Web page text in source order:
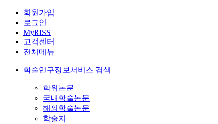
회원가입
로그인
MyRISS
고객센터
전체메뉴
학술연구정보서비스 검색
학위논문
국내학술논문
해외학술논문
학술지